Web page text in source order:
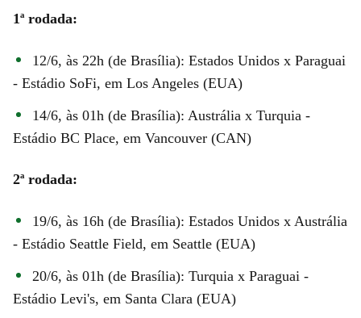
1ª rodada:
12/6, às 22h (de Brasília): Estados Unidos x Paraguai
- Estádio SoFi, em Los Angeles (EUA)
14/6, às 01h (de Brasília): Austrália x Turquia -
Estádio BC Place, em Vancouver (CAN)
2ª rodada:
19/6, às 16h (de Brasília): Estados Unidos x Austrália
- Estádio Seattle Field, em Seattle (EUA)
20/6, às 01h (de Brasília): Turquia x Paraguai -
Estádio Levi's, em Santa Clara (EUA)